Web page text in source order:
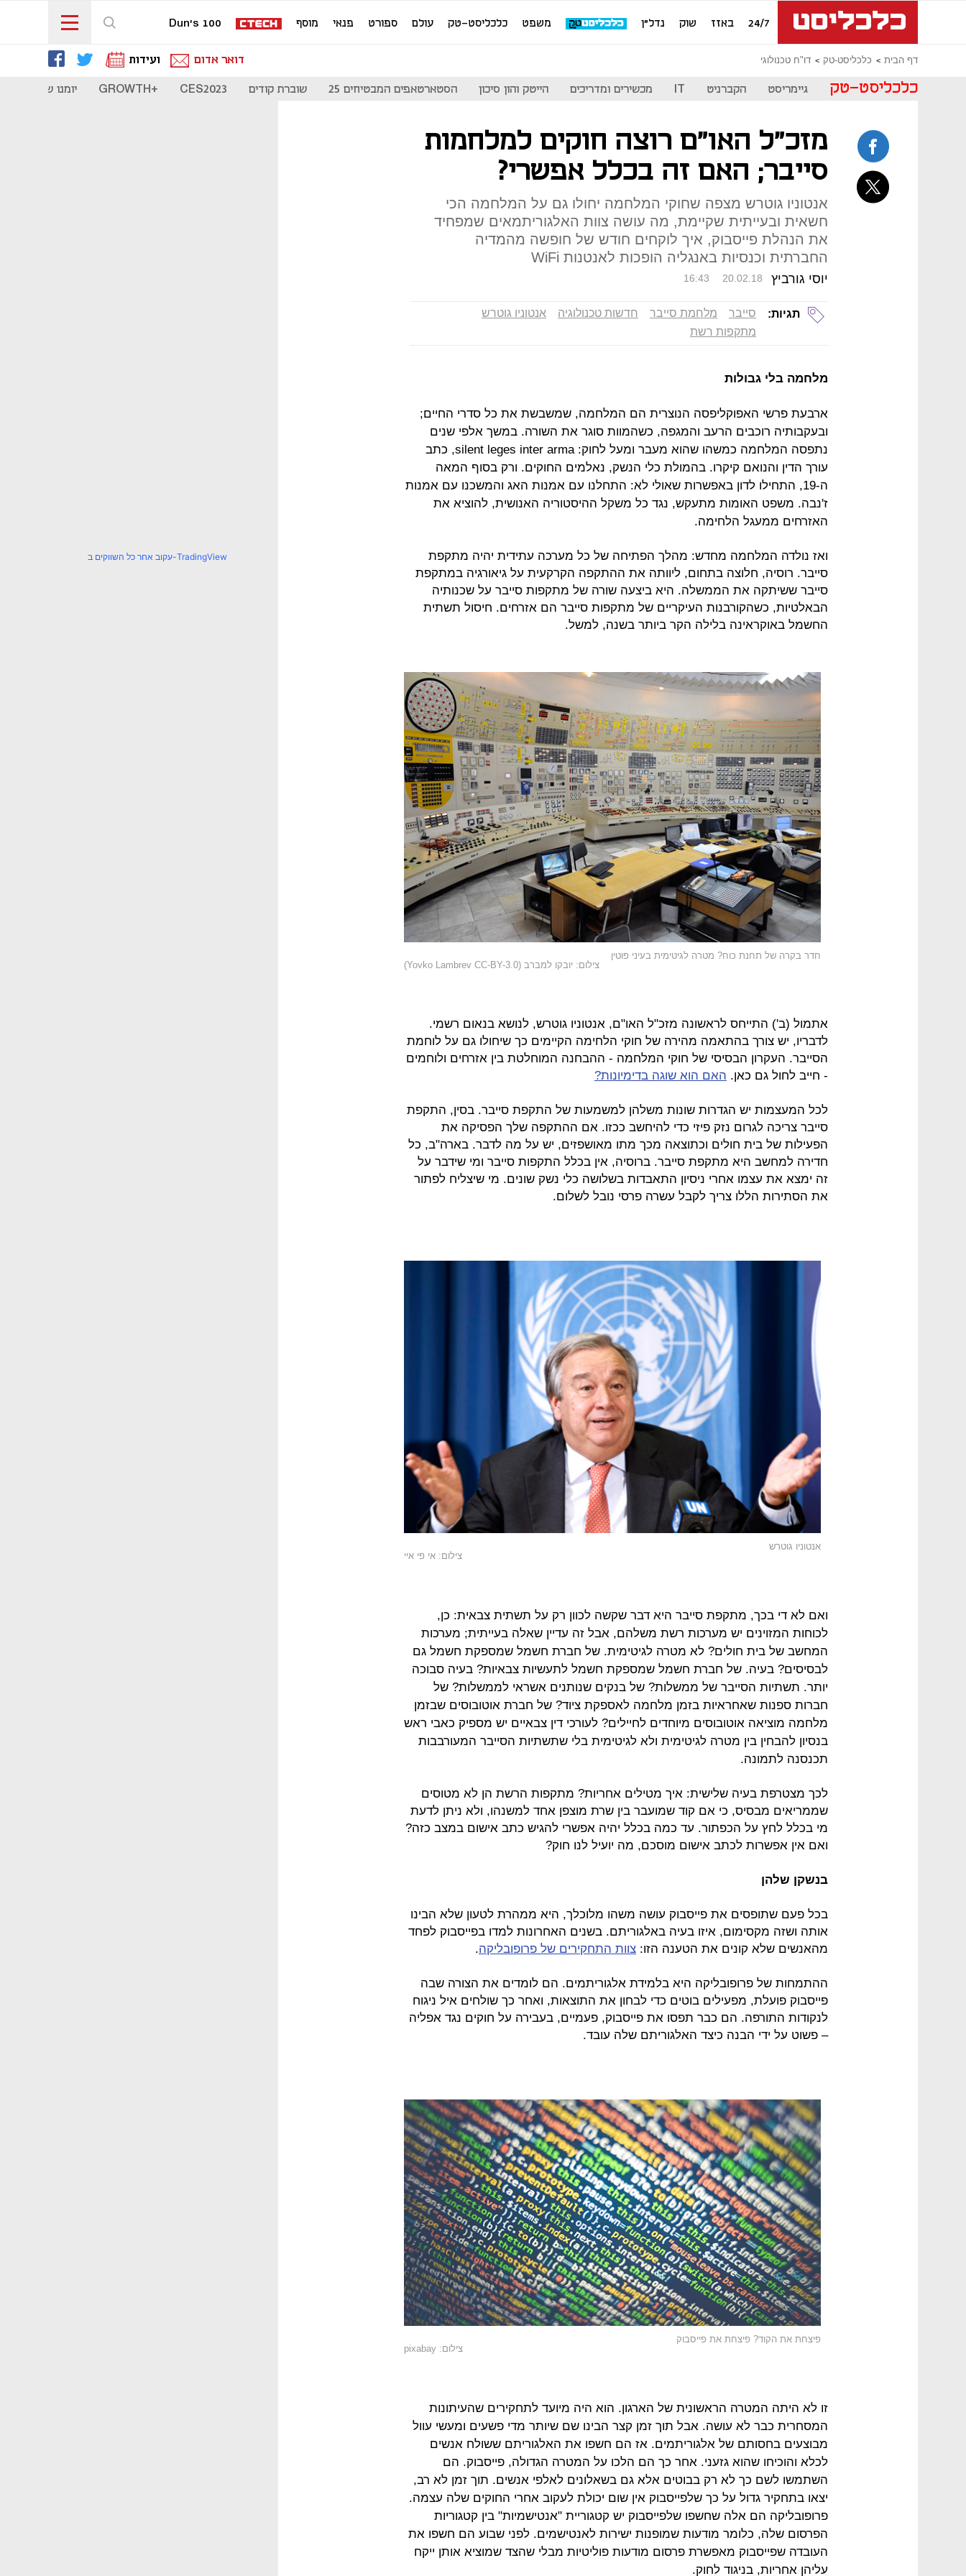
24/7 באזז שוק נדל"ן משפט כלכליסט-טק עולם ספורט פנאי מוסף Dun's 100
דף הבית כלכליסט-טק דו"ח טכנולוגי דואר אדום ועידות
כלכליסט-טק גיימריסט הקברניט IT מכשירים ומדריכים הייטק והון סיכון הסטארטאפים המבטיחים 25 שוברת קודים CES2023
+GROWTH יומנו של
מזכ"ל האו"ם רוצה חוקים למלחמות
סייבר; האם זה בכלל אפשרי?
אנטוניו גוטרש מצפה שחוקי המלחמה יחולו גם על המלחמה הכי
חשאית ובעייתית שקיימת, מה עושה צוות האלגוריתמאים שמפחיד
את הנהלת פייסבוק, איך לוקחים חודש של חופשה מהמדיה
החברתית וכנסיות באנגליה הופכות לאנטנות WiFi
יוסי גורביץ 16:43 20.02.18
תגיות: סייבר מלחמת סייבר חדשות טכנולוגיה
אנטוניו גוטרש
מתקפות רשת
מלחמה בלי גבולות
ארבעת פרשי האפוקליפסה הנוצרית הם המלחמה, שמשבשת את כל סדרי החיים;
ובעקבותיה רוכבים הרעב והמגפה, כשהמוות סוגר את השורה. במשך אלפי שנים
נתפסה המלחמה כמשהו שהוא מעבר ומעל לחוק: silent leges inter arma, כתב
עורך הדין והנואם קיקרו. בהמולת כלי הנשק, נאלמים החוקים. ורק בסוף המאה
ה-19, התחילו לדון באפשרות שאולי לא: התחלנו עם אמנות האג והמשכנו עם אמנות
ז'נבה. משפט האומות מתעקש, נגד כל משקל ההיסטוריה האנושית, להוציא את
האזרחים ממעגל הלחימה.
ואז נולדה המלחמה מחדש: מהלך הפתיחה של כל מערכה עתידית יהיה מתקפת
סייבר. רוסיה, חלוצה בתחום, ליוותה את ההתקפה הקרקעית על גיאורגיה במתקפת
סייבר ששיתקה את הממשלה. היא ביצעה שורה של מתקפות סייבר על שכנותיה
הבאלטיות, כשהקורבנות העיקריים של מתקפות סייבר הם אזרחים. חיסול תשתית
החשמל באוקראינה בלילה הקר ביותר בשנה, למשל.
חדר בקרה של תחנת כוח? מטרה לגיטימית בעיני פוטין
צילום: יובקו למברב (Yovko Lambrev CC-BY-3.0)
אתמול (ב') התייחס לראשונה מזכ"ל האו"ם, אנטוניו גוטרש, לנושא בנאום רשמי.
לדבריו, יש צורך בהתאמה מהירה של חוקי הלחימה הקיימים כך שיחולו גם על לוחמת
הסייבר. העקרון הבסיסי של חוקי המלחמה - ההבחנה המוחלטת בין אזרחים ולוחמים
- חייב לחול גם כאן. האם הוא שוגה בדימיונות?
לכל המעצמות יש הגדרות שונות משלהן למשמעות של התקפת סייבר. בסין, התקפת
סייבר צריכה לגרום נזק פיזי כדי להיחשב ככזו. אם ההתקפה שלך הפסיקה את
הפעילות של בית חולים וכתוצאה מכך מתו מאושפזים, יש על מה לדבר. בארה"ב, כל
חדירה למחשב היא מתקפת סייבר. ברוסיה, אין בכלל התקפות סייבר ומי שידבר על
זה ימצא את עצמו אחרי ניסיון התאבדות בשלושה כלי נשק שונים. מי שיצליח לפתור
את הסתירות הללו צריך לקבל עשרה פרסי נובל לשלום.
אנטוניו גוטרש
צילום: אי פי איי
ואם לא די בכך, מתקפת סייבר היא דבר שקשה לכוון רק על תשתית צבאית: כן,
לכוחות המזוינים יש מערכות רשת משלהם, אבל זה עדיין שאלה בעייתית; מערכות
המחשב של בית חולים? לא מטרה לגיטימית. של חברת חשמל שמספקת חשמל גם
לבסיסים? בעיה. של חברת חשמל שמספקת חשמל לתעשיות צבאיות? בעיה סבוכה
יותר. תשתיות הסייבר של ממשלות? של בנקים שנותנים אשראי לממשלות? של
חברות ספנות שאחראיות בזמן מלחמה לאספקת ציוד? של חברת אוטובוסים שבזמן
מלחמה מוציאה אוטובוסים מיוחדים לחיילים? לעורכי דין צבאיים יש מספיק כאבי ראש
בנסיון להבחין בין מטרה לגיטימית ולא לגיטימית בלי שתשתיות הסייבר המעורבבות
תכנסנה לתמונה.
לכך מצטרפת בעיה שלישית: איך מטילים אחריות? מתקפות הרשת הן לא מטוסים
שממריאים מבסיס, כי אם קוד שמועבר בין שרת מוצפן אחד למשנהו, ולא ניתן לדעת
מי בכלל לחץ על הכפתור. עד כמה בכלל יהיה אפשרי להגיש כתב אישום במצב כזה?
ואם אין אפשרות לכתב אישום מוסכם, מה יועיל לנו חוק?
בנשקן שלהן
בכל פעם שתופסים את פייסבוק עושה משהו מלוכלך, היא ממהרת לטעון שלא הבינו
אותה ושזה מקסימום, איזו בעיה באלגוריתם. בשנים האחרונות למדו בפייסבוק לפחד
מהאנשים שלא קונים את הטענה הזו: צוות התחקירים של פרופובליקה.
ההתמחות של פרופובליקה היא בלמידת אלגוריתמים. הם לומדים את הצורה שבה
פייסבוק פועלת, מפעילים בוטים כדי לבחון את התוצאות, ואחר כך שולחים איל ניגוח
לנקודות התורפה. הם כבר תפסו את פייסבוק, פעמיים, בעבירה על חוקים נגד אפליה
– פשוט על ידי הבנה כיצד האלגוריתם שלה עובד.
פיצחת את הקוד? פיצחת את פייסבוק
צילום: pixabay
זו לא היתה המטרה הראשונית של הארגון. הוא היה מיועד לתחקירים שהעיתונות
המסחרית כבר לא עושה. אבל תוך זמן קצר הבינו שם שיותר מדי פשעים ומעשי עוול
מבוצעים בחסותם של אלגוריתמים. אז הם חשפו את האלגוריתם ששולח אנשים
לכלא והוכיחו שהוא גזעני. אחר כך הם הלכו על המטרה הגדולה, פייסבוק. הם
השתמשו לשם כך לא רק בבוטים אלא גם בשאלונים לאלפי אנשים. תוך זמן לא רב,
יצאו בתחקיר גדול על כך שלפייסבוק אין שום יכולת לעקוב אחרי החוקים שלה עצמה.
פרופובליקה הם אלה שחשפו שלפייסבוק יש קטגוריית "אנטישמיות" בין קטגוריות
הפרסום שלה, כלומר מודעות שמופנות ישירות לאנטישמים. לפני שבוע הם חשפו את
העובדה שפייסבוק מאפשרת פרסום מודעות פוליטיות מבלי שהצד שמוציא אותן ייקח
עליהן אחריות, בניגוד לחוק.
עקוב אחר כל השווקים ב-TradingView